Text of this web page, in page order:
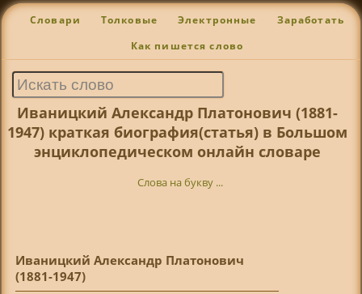
Словари Толковые Электронные Заработать
Как пишется слово
Иваницкий Александр Платонович (1881-
1947) краткая биография(статья) в Большом
энциклопедическом онлайн словаре
Слова на букву ...
Иваницкий Александр Платонович
(1881-1947)